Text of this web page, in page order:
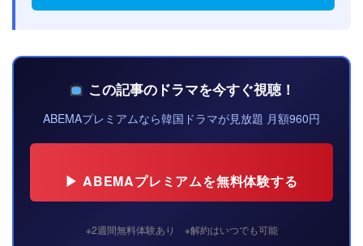
この記事のドラマを今すぐ視聴！
ABEMAプレミアムなら韓国ドラマが見放題 月額960円
▶ ABEMAプレミアムを無料体験する
※2週間無料体験あり ※解約はいつでも可能